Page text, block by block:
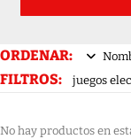
ORDENAR:
FILTROS: juegos
No hay productos en